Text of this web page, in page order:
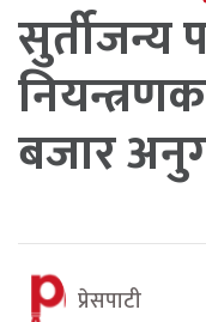
सुर्तीजन्य
बजार
प्रेसपाटी